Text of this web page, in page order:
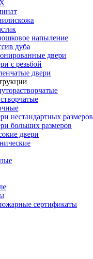
напыление
дуба
двери
с резьбой
двери
нестандартных размеров
больших размеров
двери
сертификаты